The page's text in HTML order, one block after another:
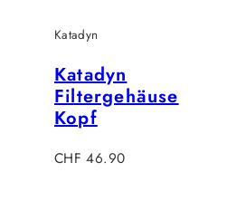
Katadyn
Katadyn
Filtergehäuse
Kopf
Regulärer
CHF 46.90